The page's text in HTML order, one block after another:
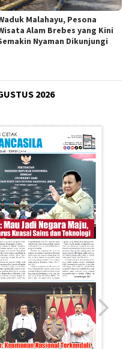
Malahayu, Pesona
Alam Brebes yang Kini
Nyaman Dikunjungi
2026